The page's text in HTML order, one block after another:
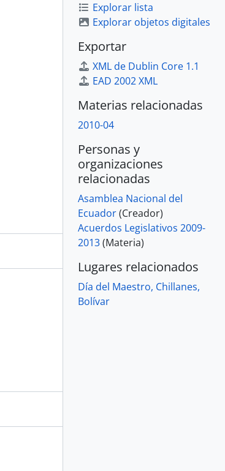
Explorar lista
Explorar objetos digitales
Exportar
XML de Dublin Core 1.1
EAD 2002 XML
Materias relacionadas
2010-04
Personas y
organizaciones
relacionadas
Asamblea Nacional del
Ecuador(Creador)
Acuerdos Legislativos 2009-
2013(Materia)
Lugares relacionados
Día del Maestro, Chillanes,
Bolívar